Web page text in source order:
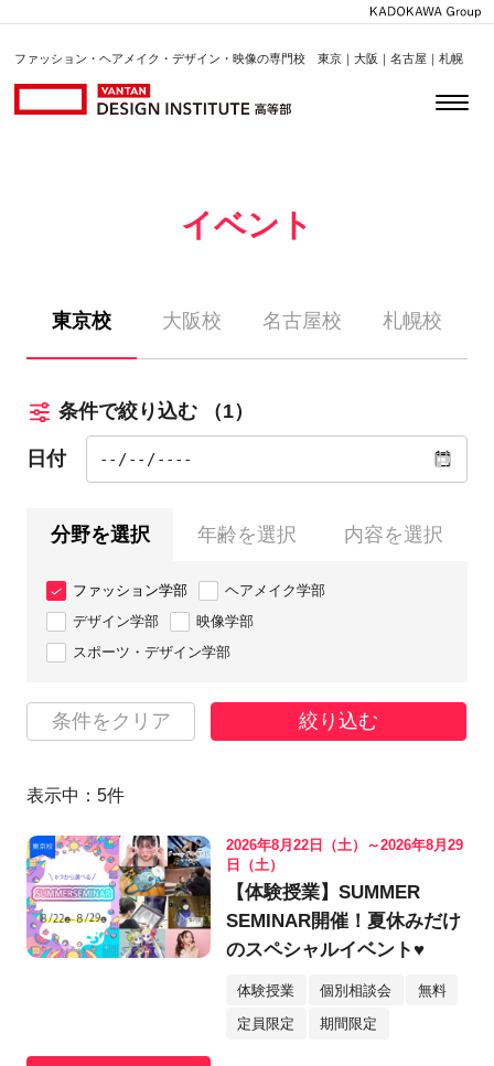
ファッション・ヘアメイク・デザイン・映像の専門校 東京｜大阪｜名古屋｜札幌
イベント
東京校 大阪校 名古屋校 札幌校
条件で絞り込む （1）
日付
分野を選択 年齢を選択 内容を選択
ファッション学部
ヘアメイク学部
デザイン学部
映像学部
スポーツ・デザイン学部
条件をクリア 絞り込む
表示中： 5件
2026年8月22日（土）～2026年8月29
日（土）
【体験授業】SUMMER
SEMINAR開催！夏休みだけ
のスペシャルイベント♥
体験授業 個別相談会 無料
定員限定 期間限定